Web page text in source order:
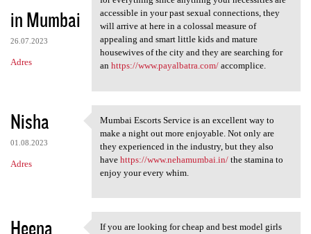
in Mumbai
26.07.2023
Adres
accessible in your past sexual connections, they
will arrive at here in a colossal measure of
appealing and smart little kids and mature
housewives of the city and they are searching for
an https://www.payalbatra.com/accomplice.
Nisha
01.08.2023
Adres
Mumbai Escorts Service is an
Mumbai Escorts Service is an excellent way to
make a night out more enjoyable. Not only are
they experienced in the industry, but they also
have https://www.nehamumbai.in/the stamina to
enjoy your every whim.
Heena
If you are looking for cheap and best model girls